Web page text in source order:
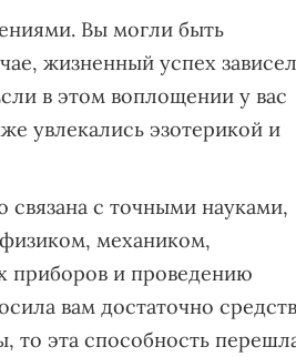
Вы могли быть
жизненный успех зависел
в этом воплощении у вас
увлекались эзотерикой и
с точными науками,
механиком,
приборов и проведению
вам достаточно
то эта способность